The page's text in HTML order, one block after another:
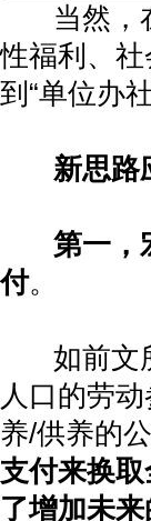
当然，
性福利、
到 “单位办
新思路
第一，
付。
如前文
人口的劳
养/供养的
支付来换
了增加未来